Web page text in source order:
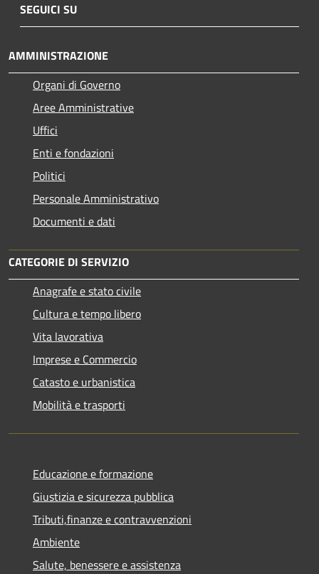
SEGUICI SU
AMMINISTRAZIONE
Organi di Governo
Aree Amministrative
Uffici
Enti e fondazioni
Politici
Personale Amministrativo
Documenti e dati
CATEGORIE DI SERVIZIO
Anagrafe e stato civile
Cultura e tempo libero
Vita lavorativa
Imprese e Commercio
Catasto e urbanistica
Mobilità e trasporti
Educazione e formazione
Giustizia e sicurezza pubblica
Tributi,finanze e contravvenzioni
Ambiente
Salute, benessere e assistenza